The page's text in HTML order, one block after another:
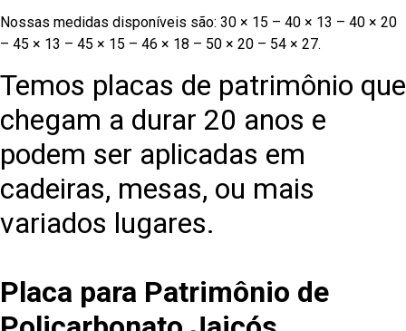
Nossas medidas disponíveis são: 30 × 15 – 40 × 13 – 40 × 20
– 45 × 13 – 45 × 15 – 46 × 18 – 50 × 20 – 54 × 27.
Temos placas de patrimônio que
chegam a durar 20 anos e
podem ser aplicadas em
cadeiras, mesas, ou mais
variados lugares.
Placa para Patrimônio de